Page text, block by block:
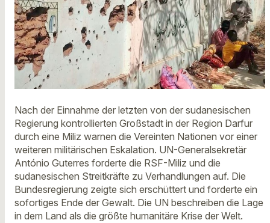
Nach der Einnahme der letzten von der sudanesischen
Regierung kontrollierten Großstadt in der Region Darfur
durch eine Miliz warnen die Vereinten Nationen vor einer
weiteren militärischen Eskalation. UN-Generalsekretär
António Guterres forderte die RSF-Miliz und die
sudanesischen Streitkräfte zu Verhandlungen auf. Die
Bundesregierung zeigte sich erschüttert und forderte ein
sofortiges Ende der Gewalt. Die UN beschreiben die Lage
in dem Land als die größte humanitäre Krise der Welt.